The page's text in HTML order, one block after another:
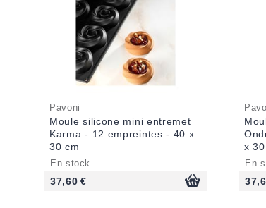
Pavoni
Moule silicone mini entremet
Karma - 12 empreintes - 40 x
30 cm
En stock
37,60 €
x
En